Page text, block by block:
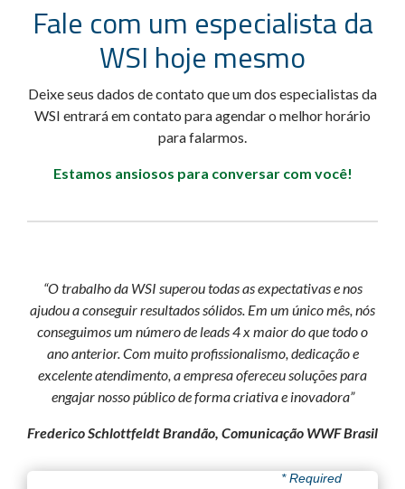
Fale com um especialista da
WSI hoje mesmo
Deixe seus dados de contato que um dos especialistas da
WSI entrará em contato para agendar o melhor horário
para falarmos.
Estamos ansiosos para conversar com você!
“O trabalho da WSI superou todas as expectativas e nos
ajudou a conseguir resultados sólidos. Em um único mês, nós
conseguimos um número de leads 4 x maior do que todo o
ano anterior. Com muito profissionalismo, dedicação e
excelente atendimento, a empresa ofereceu soluções para
engajar nosso público de forma criativa e inovadora”
Frederico Schlottfeldt Brandão, Comunicação WWF Brasil